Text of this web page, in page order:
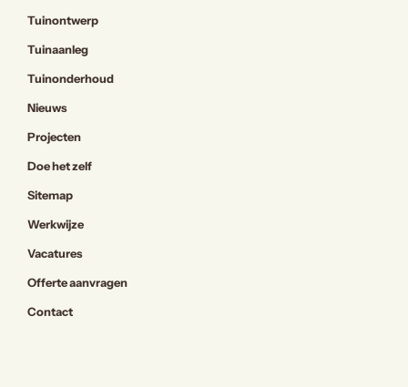
Tuinontwerp
Tuinaanleg
Tuinonderhoud
Nieuws
Projecten
Doe het zelf
Sitemap
Werkwijze
Vacatures
Offerte aanvragen
Contact